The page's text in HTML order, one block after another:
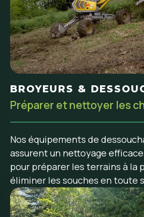
BROYEURS &
Préparer et nettoyer les
Nos équipements de
assurent un nettoyage
pour préparer les terrains à la
éliminer les souches en toute